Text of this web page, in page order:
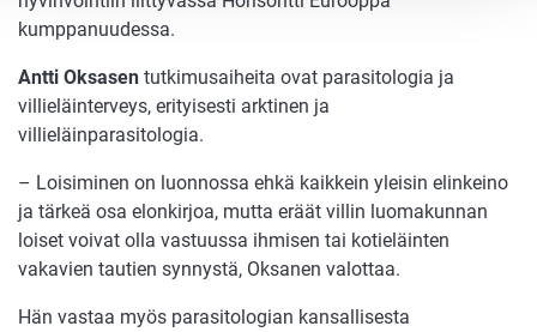
kumppanuudessa.
Antti Oksasen tutkimusaiheita ovat parasitologia ja
villieläinterveys, erityisesti arktinen ja
villieläinparasitologia.
– Loisiminen on luonnossa ehkä kaikkein yleisin elinkeino
ja tärkeä osa elonkirjoa, mutta eräät villin luomakunnan
loiset voivat olla vastuussa ihmisen tai kotieläinten
vakavien tautien synnystä, Oksanen valottaa.
Hän vastaa myös parasitologian kansallisesta